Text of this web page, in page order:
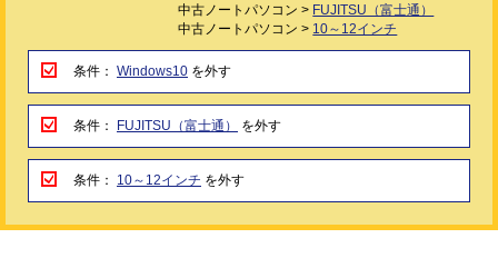
中古ノートパソコン > FUJITSU（富士通）
中古ノートパソコン > 10～12インチ
条件： Windows10 を外す
条件： FUJITSU（富士通） を外す
条件： 10～12インチ を外す